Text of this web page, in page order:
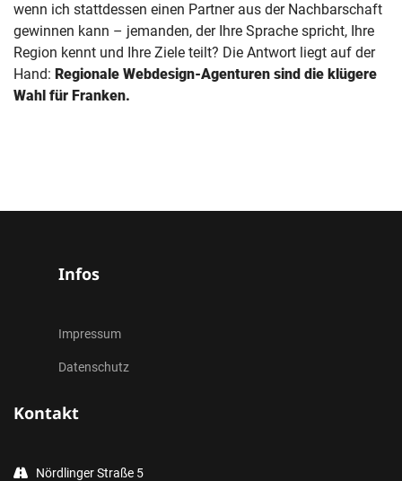
wenn ich stattdessen einen Partner aus der Nachbarschaft
gewinnen kann – jemanden, der Ihre Sprache spricht, Ihre
Region kennt und Ihre Ziele teilt? Die Antwort liegt auf der
Hand: Regionale Webdesign-Agenturen sind die klügere
Wahl für Franken.
Infos
Impressum
Datenschutz
Kontakt
Nördlinger Straße 5